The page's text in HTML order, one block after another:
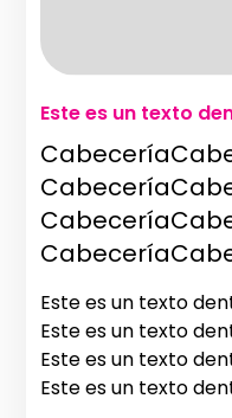
Este es un texto
Este es un texto
Este es un texto
Este es un texto
Este es un texto